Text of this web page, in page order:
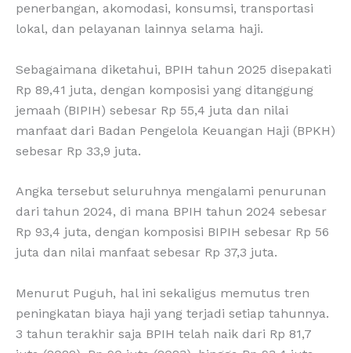
penerbangan, akomodasi, konsumsi, transportasi
lokal, dan pelayanan lainnya selama haji.
Sebagaimana diketahui, BPIH tahun 2025 disepakati
Rp 89,41 juta, dengan komposisi yang ditanggung
jemaah (BIPIH) sebesar Rp 55,4 juta dan nilai
manfaat dari Badan Pengelola Keuangan Haji (BPKH)
sebesar Rp 33,9 juta.
Angka tersebut seluruhnya mengalami penurunan
dari tahun 2024, di mana BPIH tahun 2024 sebesar
Rp 93,4 juta, dengan komposisi BIPIH sebesar Rp 56
juta dan nilai manfaat sebesar Rp 37,3 juta.
Menurut Puguh, hal ini sekaligus memutus tren
peningkatan biaya haji yang terjadi setiap tahunnya.
3 tahun terakhir saja BPIH telah naik dari Rp 81,7